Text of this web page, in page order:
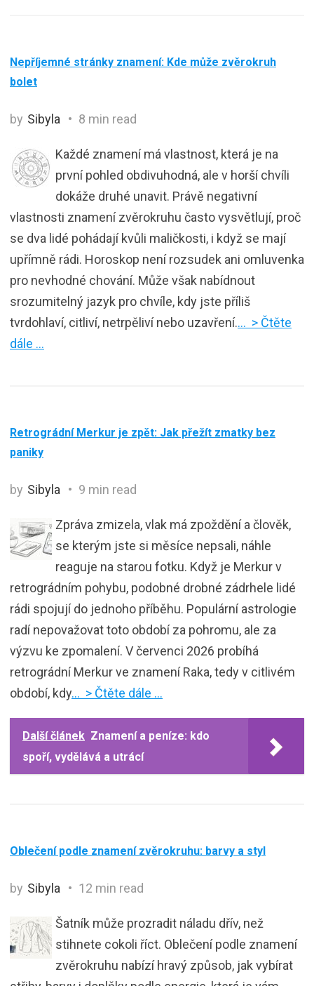
Nepříjemné stránky znamení: Kde může zvěrokruh
bolet
by Sibyla 8 min read
Každé znamení má vlastnost, která je na
první pohled obdivuhodná, ale v horší chvíli
dokáže druhé unavit. Právě negativní
vlastnosti znamení zvěrokruhu často vysvětlují, proč
se dva lidé pohádají kvůli maličkosti, i když se mají
upřímně rádi. Horoskop není rozsudek ani omluvenka
pro nevhodné chování. Může však nabídnout
srozumitelný jazyk pro chvíle, kdy jste příliš
tvrdohlaví, citliví, netrpěliví nebo uzavření.… > Čtěte
dále …
Retrográdní Merkur je zpět: Jak přežít zmatky bez
paniky
by Sibyla 9 min read
Zpráva zmizela, vlak má zpoždění a člověk,
se kterým jste si měsíce nepsali, náhle
reaguje na starou fotku. Když je Merkur v
retrográdním pohybu, podobné drobné zádrhele lidé
rádi spojují do jednoho příběhu. Populární astrologie
radí nepovažovat toto období za pohromu, ale za
výzvu ke zpomalení. V červenci 2026 probíhá
retrográdní Merkur ve znamení Raka, tedy v citlivém
období, kdy… > Čtěte dále …
Další článek Znamení a peníze: kdo
spoří, vydělává a utrácí
Oblečení podle znamení zvěrokruhu: barvy a styl
by Sibyla 12 min read
Šatník může prozradit náladu dřív, než
stihnete cokoli říct. Oblečení podle znamení
zvěrokruhu nabízí hravý způsob, jak vybírat